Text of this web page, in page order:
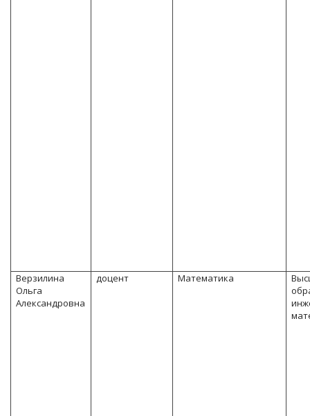
Верзилина
Ольга
Александровна
доцент Математика